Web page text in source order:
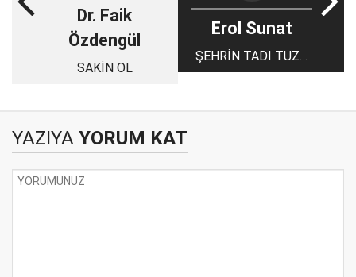
Dr. Faik
Özdengül
SAKİN OL
Erol Sunat
ŞEHRİN TADI TUZU
YERİNDE Mİ?
YAZIYA YORUM KAT